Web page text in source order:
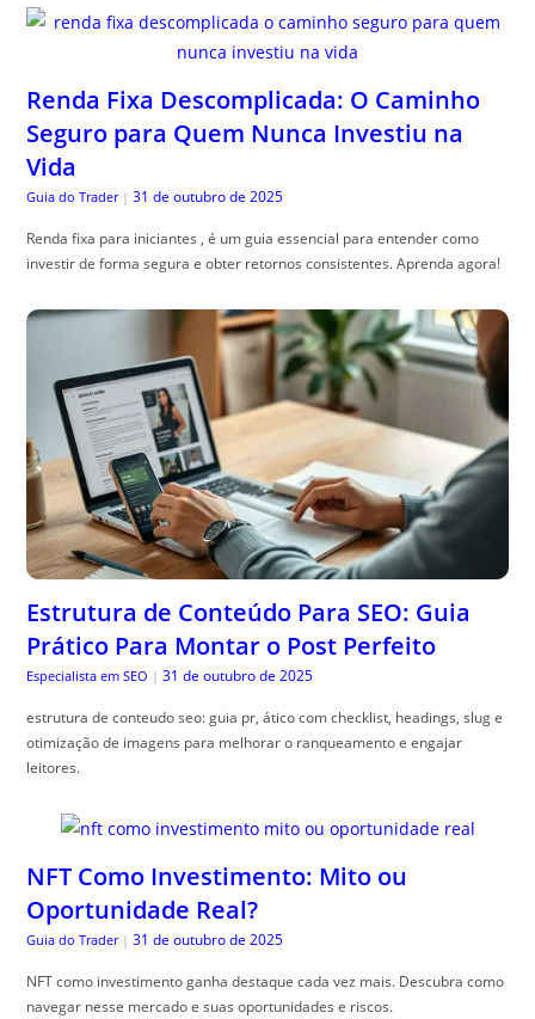
Renda Fixa Descomplicada: O Caminho
Seguro para Quem Nunca Investiu na
Vida
Guia do Trader | 31 de outubro de 2025
Renda fixa para iniciantes , é um guia essencial para entender como
investir de forma segura e obter retornos consistentes. Aprenda agora!
Estrutura de Conteúdo Para SEO: Guia
Prático Para Montar o Post Perfeito
Especialista em SEO | 31 de outubro de 2025
estrutura de conteudo seo: guia pr, ático com checklist, headings, slug e
otimização de imagens para melhorar o ranqueamento e engajar
leitores.
NFT Como Investimento: Mito ou
Oportunidade Real?
Guia do Trader | 31 de outubro de 2025
NFT como investimento ganha destaque cada vez mais. Descubra como
navegar nesse mercado e suas oportunidades e riscos.